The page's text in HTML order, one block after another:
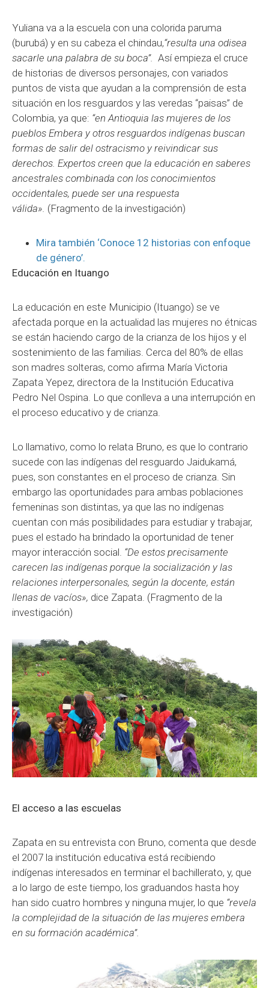
Yuliana va a la escuela con una colorida paruma
(burubá) y en su cabeza el chindau,“resulta una odisea
sacarle una palabra de su boca”. Así empieza el cruce
de historias de diversos personajes, con variados
puntos de vista que ayudan a la comprensión de esta
situación en los resguardos y las veredas “paisas” de
Colombia, ya que: “en Antioquia las mujeres de los
pueblos Embera y otros resguardos indígenas buscan
formas de salir del ostracismo y reivindicar sus
derechos. Expertos creen que la educación en saberes
ancestrales combinada con los conocimientos
occidentales, puede ser una respuesta
válida». (Fragmento de la investigación)
Mira también ‘Conoce 12 historias con enfoque
de género’.
Educación en Ituango
La educación en este Municipio (Ituango) se ve
afectada porque en la actualidad las mujeres no étnicas
se están haciendo cargo de la crianza de los hijos y el
sostenimiento de las familias. Cerca del 80% de ellas
son madres solteras, como afirma María Victoria
Zapata Yepez, directora de la Institución Educativa
Pedro Nel Ospina. Lo que conlleva a una interrupción en
el proceso educativo y de crianza.
Lo llamativo, como lo relata Bruno, es que lo contrario
sucede con las indígenas del resguardo Jaidukamá,
pues, son constantes en el proceso de crianza. Sin
embargo las oportunidades para ambas poblaciones
femeninas son distintas, ya que las no indígenas
cuentan con más posibilidades para estudiar y trabajar,
pues el estado ha brindado la oportunidad de tener
mayor interacción social. “De estos precisamente
carecen las indígenas porque la socialización y las
relaciones interpersonales, según la docente, están
llenas de vacíos», dice Zapata. (Fragmento de la
investigación)
El acceso a las escuelas
Zapata en su entrevista con Bruno, comenta que desde
el 2007 la institución educativa está recibiendo
indígenas interesados en terminar el bachillerato, y, que
a lo largo de este tiempo, los graduandos hasta hoy
han sido cuatro hombres y ninguna mujer, lo que “revela
la complejidad de la situación de las mujeres embera
en su formación académica”.